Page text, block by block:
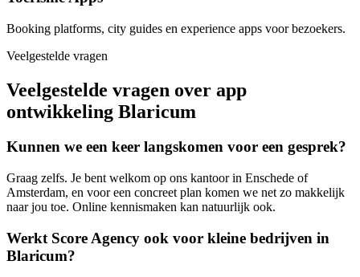
Booking platforms, city guides en experience apps voor bezoekers.
Veelgestelde vragen
Veelgestelde vragen over app
ontwikkeling Blaricum
Kunnen we een keer langskomen voor een gesprek?
Graag zelfs. Je bent welkom op ons kantoor in Enschede of
Amsterdam, en voor een concreet plan komen we net zo makkelijk
naar jou toe. Online kennismaken kan natuurlijk ook.
Werkt Score Agency ook voor kleine bedrijven in
Blaricum?